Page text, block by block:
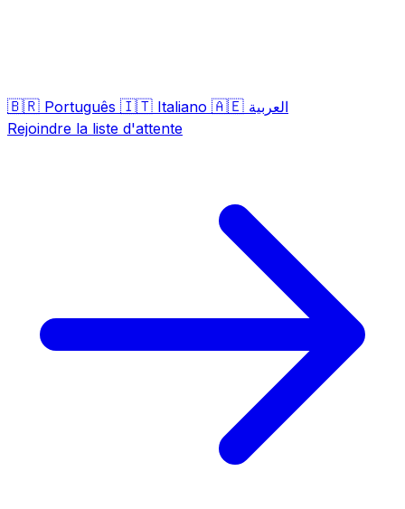
🇧🇷 Português 🇮🇹 Italiano 🇦🇪 العربية
Rejoindre la liste d'attente